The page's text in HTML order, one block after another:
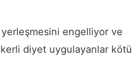
engelliyor ve
diyet uygulayanlar kötü